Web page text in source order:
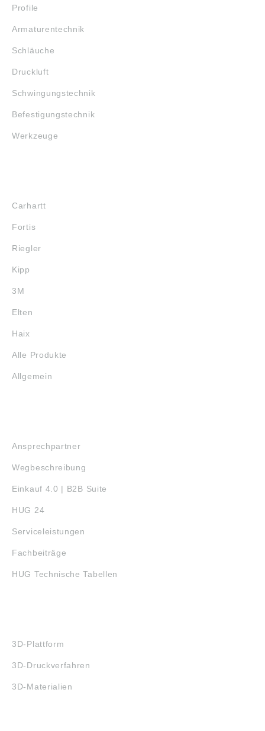
Profile
Armaturentechnik
Schläuche
Druckluft
Schwingungstechnik
Befestigungstechnik
Werkzeuge
Carhartt
Fortis
Riegler
Kipp
3M
Elten
Haix
Alle Produkte
Allgemein
Ansprechpartner
Wegbeschreibung
Einkauf 4.0 | B2B Suite
HUG 24
Serviceleistungen
Fachbeiträge
HUG Technische Tabellen
3D-Plattform
3D-Druckverfahren
3D-Materialien